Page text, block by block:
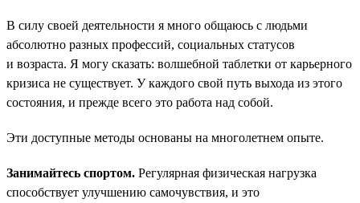
В силу своей деятельности я много общаюсь с людьми
абсолютно разных профессий, социальных статусов
и возраста. Я могу сказать: волшебной таблетки от карьерного
кризиса не существует. У каждого свой путь выхода из этого
состояния, и прежде всего это работа над собой.
Эти доступные методы основаны на многолетнем опыте.
Занимайтесь спортом. Регулярная физическая нагрузка
способствует улучшению самочувствия, и это